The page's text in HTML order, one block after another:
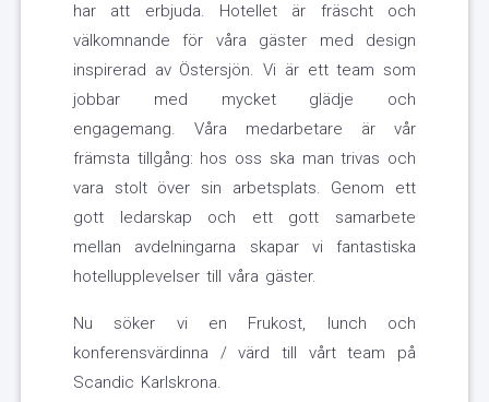
har att erbjuda. Hotellet är fräscht och
välkomnande för våra gäster med design
inspirerad av Östersjön. Vi är ett team som
jobbar med mycket glädje och
engagemang. Våra medarbetare är vår
främsta tillgång: hos oss ska man trivas och
vara stolt över sin arbetsplats. Genom ett
gott ledarskap och ett gott samarbete
mellan avdelningarna skapar vi fantastiska
hotellupplevelser till våra gäster.
Nu söker vi en Frukost, lunch och
konferensvärdinna / värd till vårt team på
Scandic Karlskrona.